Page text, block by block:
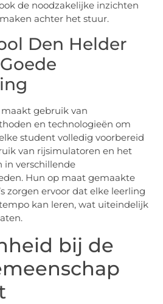
de noodzakelijke inzichten
achter het stuur.
Den Helder
gebruik van
en technologieën om
student volledig voorbereid
van rijsimulatoren en het
in verschillende
Hun op maat gemaakte
zorgen ervoor dat elke leerling
kan leren, wat uiteindelijk
bij de